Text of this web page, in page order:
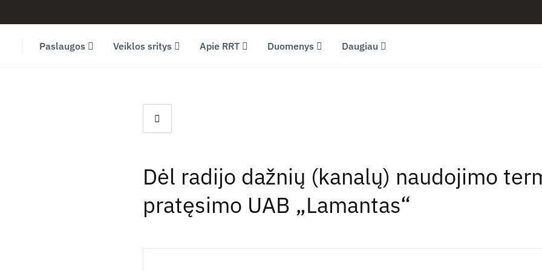
Paslaugos Veiklos sritys Apie RRT Duomenys Daugiau
Dėl radijo dažnių (kanalų) naudojimo
pratęsimo UAB „Lamantas“